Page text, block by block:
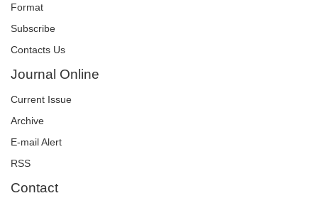
Format
Subscribe
Contacts Us
Journal Online
Current Issue
Archive
E-mail Alert
RSS
Contact